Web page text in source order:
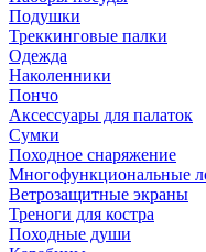
Подушки
Треккинговые палки
Одежда
Наколенники
Пончо
Аксессуары для палаток
Сумки
Походное снаряжение
Многофункциональные
Ветрозащитные экраны
Треноги для костра
Походные души